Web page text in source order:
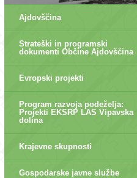
Ajdovščina
Strateški in programski
dokumenti Občine Ajdovščina
Evropski projekti
Program razvoja podeželja:
Projekti EKSRP LAS Vipavska
dolina
Krajevne skupnosti
Gospodarske javne službe